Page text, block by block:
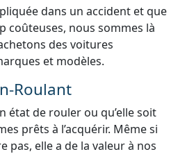
dans un accident et que
coûteuses, nous sommes là
des voitures
et modèles.
Roulant
état de rouler ou qu’elle soit
prêts à l’acquérir. Même si
pas, elle a de la valeur à nos